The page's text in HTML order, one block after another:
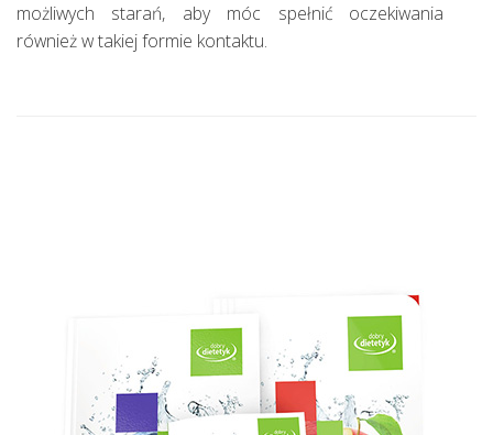
możliwych starań, aby móc spełnić oczekiwania
również w takiej formie kontaktu.